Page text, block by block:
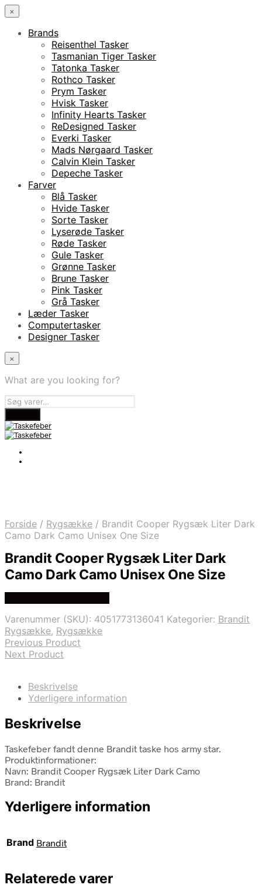
×
Brands
Reisenthel Tasker
Tasmanian Tiger Tasker
Tatonka Tasker
Rothco Tasker
Prym Tasker
Hvisk Tasker
Infinity Hearts Tasker
ReDesigned Tasker
Everki Tasker
Mads Nørgaard Tasker
Calvin Klein Tasker
Depeche Tasker
Farver
Blå Tasker
Hvide Tasker
Sorte Tasker
Lyserøde Tasker
Røde Tasker
Gule Tasker
Grønne Tasker
Brune Tasker
Pink Tasker
Grå Tasker
Læder Tasker
Computertasker
Designer Tasker
×
What are you looking for?
Forside / Rygsække / Brandit Cooper Rygsæk Liter Dark
Camo Dark Camo Unisex One Size
Brandit Cooper Rygsæk Liter Dark
Camo Dark Camo Unisex One Size
Varenummer (SKU): 4051773136041 Kategorier: Brandit
Rygsække, Rygsække
Previous Product
Next Product
Beskrivelse
Yderligere information
Beskrivelse
Taskefeber fandt denne Brandit taske hos army star.
Produktinformationer:
Navn: Brandit Cooper Rygsæk Liter Dark Camo
Brand: Brandit
Yderligere information
Brand Brandit
Relaterede varer